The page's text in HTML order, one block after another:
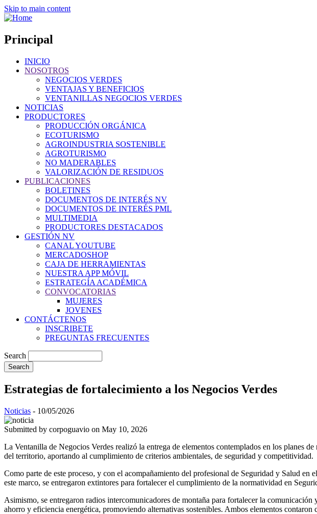
Skip to main content
Principal
INICIO
NOSOTROS
NEGOCIOS VERDES
VENTAJAS Y BENEFICIOS
VENTANILLAS NEGOCIOS VERDES
NOTICIAS
PRODUCTORES
PRODUCCIÓN ORGÁNICA
ECOTURISMO
AGROINDUSTRIA SOSTENIBLE
AGROTURISMO
NO MADERABLES
VALORIZACIÓN DE RESIDUOS
PUBLICACIONES
BOLETINES
DOCUMENTOS DE INTERÉS NV
DOCUMENTOS DE INTERÉS PML
MULTIMEDIA
PRODUCTORES DESTACADOS
GESTIÓN NV
CANAL YOUTUBE
MERCADOSHOP
CAJA DE HERRAMIENTAS
NUESTRA APP MÓVIL
ESTRATEGÍA ACADÉMICA
CONVOCATORIAS
MUJERES
JOVENES
CONTÁCTENOS
INSCRIBETE
PREGUNTAS FRECUENTES
Search
Estrategias de fortalecimiento a los Negocios Verdes
Noticias - 10/05/2026
Submitted by corpoguavio on May 10, 2026
La Ventanilla de Negocios Verdes realizó la entrega de elementos contemplados en los planes
del territorio, aportando al cumplimiento de criterios ambientales, de seguridad y competitividad.
Como parte de este proceso, y con el acompañamiento del profesional de Seguridad y Salud
este marco, se entregaron extintores para fortalecer el cumplimiento de la normatividad en
Asimismo, se entregaron radios intercomunicadores de montaña para fortalecer la
ahorro y eficiencia energética, promoviendo alternativas sostenibles. Ambos elementos